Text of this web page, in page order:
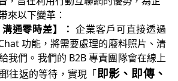
來以下變革：
通零時差】： 企業客戶可直接透過
功能，將需要處理的廢料照片、清
我們。我們的 B2B 專責團隊會在線上
往返的等待，實現「即影、即傳、